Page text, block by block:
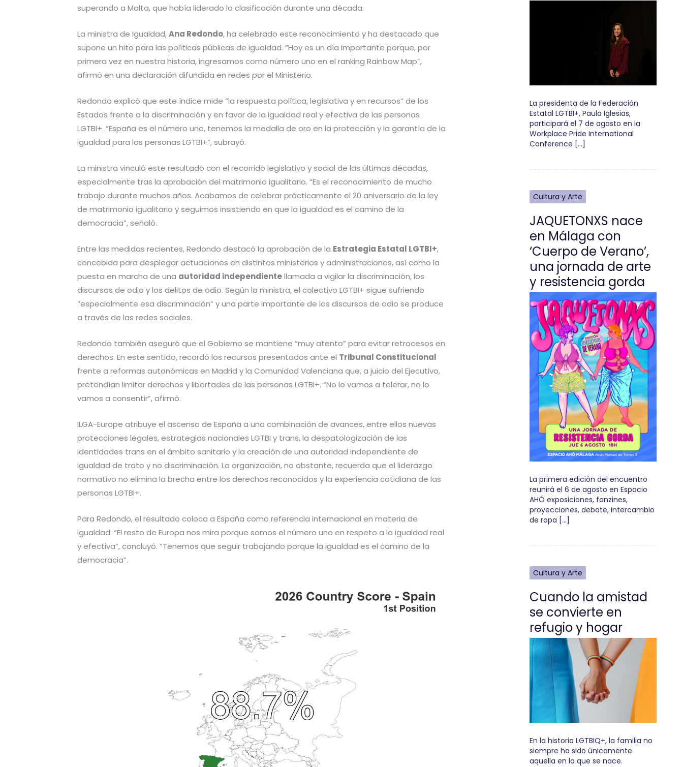
superando a Malta, que había liderado la clasificación durante una década.
La ministra de Igualdad,Ana Redondo, ha celebrado este reconocimiento y ha destacado que
supone un hito para las políticas públicas de igualdad. “Hoy es un día importante porque, por
primera vez en nuestra historia, ingresamos como número uno en el ranking Rainbow Map”,
afirmó en una declaración difundida en redes por el Ministerio.
Redondo explicó que este índice mide “la respuesta política, legislativa y en recursos” de los
Estados frente a la discriminación y en favor de la igualdad real y efectiva de las personas
LGTBI+. “España es el número uno, tenemos la medalla de oro en la protección y la garantía de la
igualdad para las personas LGTBI+”, subrayó.
La ministra vinculó este resultado con el recorrido legislativo y social de las últimas décadas,
especialmente tras la aprobación del matrimonio igualitario. “Es el reconocimiento de mucho
trabajo durante muchos años. Acabamos de celebrar prácticamente el 20 aniversario de la ley
de matrimonio igualitario y seguimos insistiendo en que la igualdad es el camino de la
democracia”, señaló.
Entre las medidas recientes, Redondo destacó la aprobación de la Estrategia Estatal LGTBI+,
concebida para desplegar actuaciones en distintos ministerios y administraciones, así como la
puesta en marcha de una autoridad independientellamada a vigilar la discriminación, los
discursos de odio y los delitos de odio. Según la ministra, el colectivo LGTBI+ sigue sufriendo
“especialmente esa discriminación” y una parte importante de los discursos de odio se produce
a través de las redes sociales.
Redondo también aseguró que el Gobierno se mantiene “muy atento” para evitar retrocesos en
derechos. En este sentido, recordó los recursos presentados ante el Tribunal Constitucional
frente a reformas autonómicas en Madrid y la Comunidad Valenciana que, a juicio del Ejecutivo,
pretendían limitar derechos y libertades de las personas LGTBI+. “No lo vamos a tolerar, no lo
vamos a consentir”, afirmó.
ILGA-Europe atribuye el ascenso de España a una combinación de avances, entre ellos nuevas
protecciones legales, estrategias nacionales LGTBI y trans, la despatologización de las
identidades trans en el ámbito sanitario y la creación de una autoridad independiente de
igualdad de trato y no discriminación. La organización, no obstante, recuerda que el liderazgo
normativo no elimina la brecha entre los derechos reconocidos y la experiencia cotidiana de las
personas LGTBI+.
Para Redondo, el resultado coloca a España como referencia internacional en materia de
igualdad. “El resto de Europa nos mira porque somos el número uno en respeto a la igualdad real
y efectiva”, concluyó. “Tenemos que seguir trabajando porque la igualdad es el camino de la
democracia”.
La presidenta de la Federación
Estatal LGTBI+, Paula Iglesias,
participará el 7 de agosto en la
Workplace Pride International
Conference […]
Cultura y Arte
JAQUETONXS nace
en Málaga con
‘Cuerpo de Verano’,
una jornada de arte
y resistencia gorda
La primera edición del encuentro
reunirá el 6 de agosto en Espacio
AHÓ exposiciones, fanzines,
proyecciones, debate, intercambio
de ropa […]
Cultura y Arte
Cuando la amistad
se convierte en
refugio y hogar
En la historia LGTBIQ+, la familia no
siempre ha sido únicamente
aquella en la que se nace.